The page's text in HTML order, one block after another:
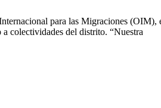
para las Migraciones
colectividades del distrito. “Nuestra